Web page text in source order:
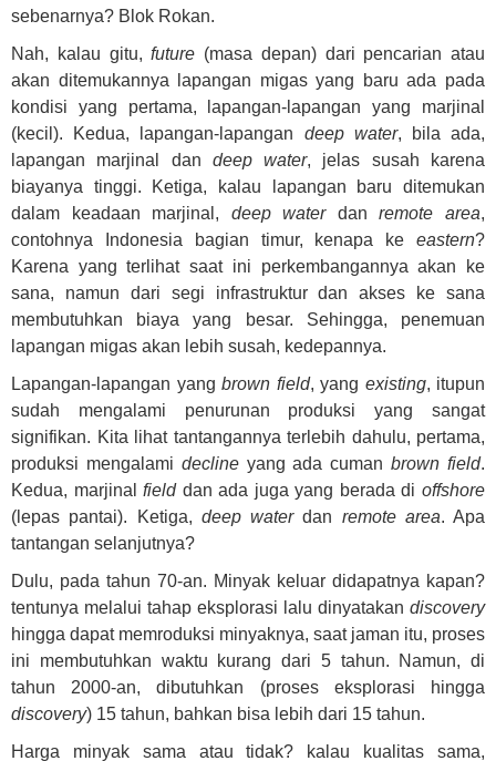
sebenarnya? Blok Rokan.
Nah, kalau gitu,future (masa depan) dari pencarian atau
akan ditemukannya lapangan migas yang baru ada pada
kondisi yang pertama, lapangan-lapangan yang marjinal
(kecil). Kedua, lapangan-lapangan deep water, bila ada,
lapangan marjinal dan deep water, jelas susah karena
biayanya tinggi. Ketiga, kalau lapangan baru ditemukan
dalam keadaan marjinal, deep waterdanremote area,
contohnya Indonesia bagian timur, kenapa ke eastern?
Karena yang terlihat saat ini perkembangannya akan ke
sana, namun dari segi infrastruktur dan akses ke sana
membutuhkan biaya yang besar. Sehingga, penemuan
lapangan migas akan lebih susah, kedepannya.
Lapangan-lapangan yang brown field, yang existing, itupun
sudah mengalami penurunan produksi yang sangat
signifikan. Kita lihat tantangannya terlebih dahulu, pertama,
produksi mengalami decline yang ada cumanbrown field.
Kedua, marjinalfield dan ada juga yang berada dioffshore
(lepas pantai). Ketiga, deep waterdan remote area. Apa
tantangan selanjutnya?
Dulu, pada tahun 70-an. Minyak keluar didapatnya kapan?
tentunya melalui tahap eksplorasi lalu dinyatakan discovery
hingga dapat memroduksi minyaknya, saat jaman itu, proses
ini membutuhkan waktu kurang dari 5 tahun. Namun, di
tahun 2000-an, dibutuhkan (proses eksplorasi hingga
discovery) 15 tahun, bahkan bisa lebih dari 15 tahun.
Harga minyak sama atau tidak? kalau kualitas sama,